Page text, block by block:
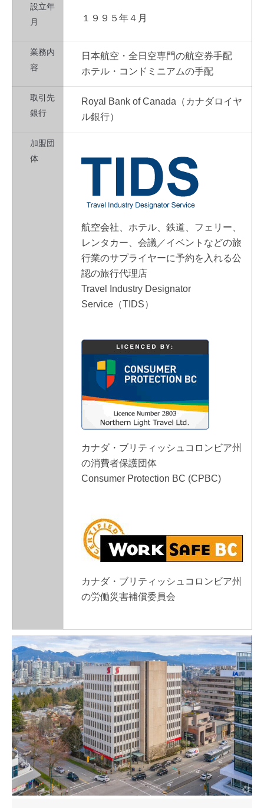
設立年
月
１９９５年４月
業務内
容
日本航空・全日空専門の航空券手配
ホテル・コンドミニアムの手配
取引先
銀行
Royal Bank of Canada（カナダロイヤ
ル銀行）
加盟団
体
航空会社、ホテル、鉄道、フェリー、
レンタカー、会議／イベントなどの旅
行業のサプライヤーに予約を入れる公
認の旅行代理店
Travel Industry Designator
Service（TIDS）
カナダ・ブリティッシュコロンビア州
の消費者保護団体
Consumer Protection BC (CPBC)
カナダ・ブリティッシュコロンビア州
の労働災害補償委員会